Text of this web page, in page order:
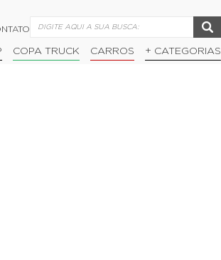
COPA TRUCK CARROS + CATEGORIAS